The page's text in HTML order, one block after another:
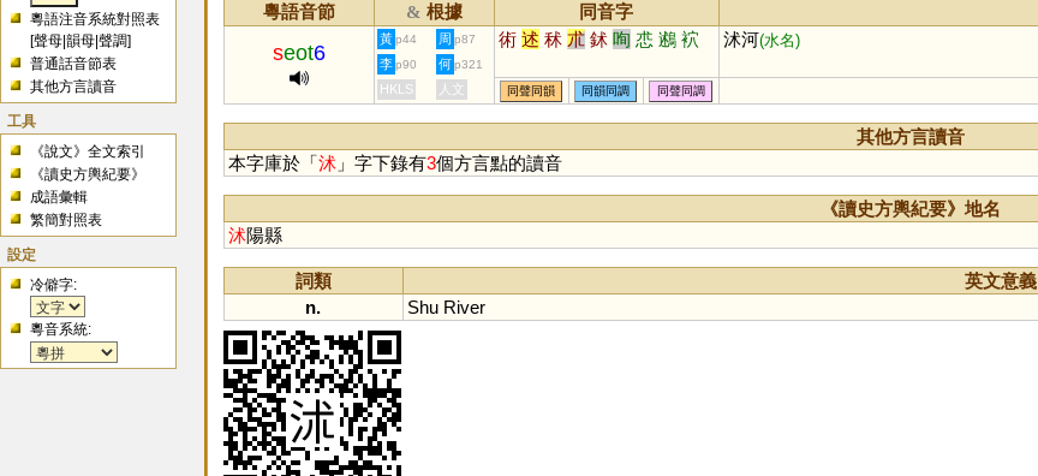
粵語注音系統對照表
[聲母 |韻母 |聲調]
普通話音節表
其他方言讀音
工具
《說文》全文索引
《讀史方輿紀要》
成語彙輯
繁簡對照表
設定
冷僻字:
粵音系統:
粵語音節 & 根據 同音字
seot6
黃 p44 周 p87 術 述 秫 朮 鉥 咰 怷 鶐 袕 沭河(水名)
李 p90 何 p321
HKLS 人文 同聲同韻 同韻同調 同聲同調
其他方言讀音
本字庫於「沭」字下錄有3個方言點的讀音
《讀史方輿紀要》地名
沭陽縣
詞類
英文意義
n.
Shu River